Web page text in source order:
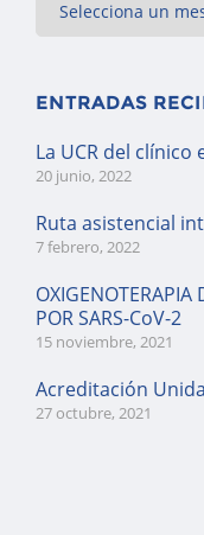
ENTRADAS
La UCR del
20 junio, 2022
Ruta asistencial
7 febrero, 2022
OXIGENOTERAPIA
POR SARS-CoV-2
15 noviembre, 2021
Acreditación
27 octubre, 2021